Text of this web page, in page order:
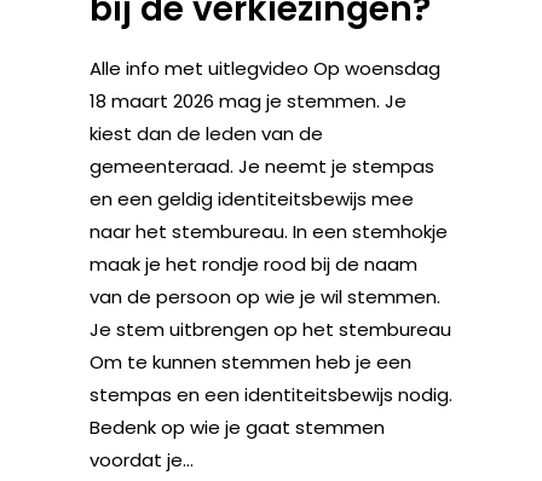
Alle info met uitlegvideo Op woensdag
18 maart 2026 mag je stemmen. Je
kiest dan de leden van de
gemeenteraad. Je neemt je stempas
en een geldig identiteitsbewijs mee
naar het stembureau. In een stemhokje
maak je het rondje rood bij de naam
van de persoon op wie je wil stemmen.
Je stem uitbrengen op het stembureau
Om te kunnen stemmen heb je een
stempas en een identiteitsbewijs nodig.
Bedenk op wie je gaat stemmen
voordat je...